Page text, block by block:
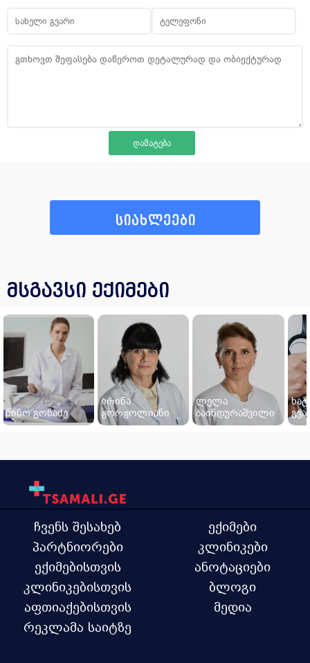
სიახლეები
მსგავსი ექიმები
ნინო გონაძე
ირინა
ჟორჟოლიანი
ლელა
ბაინდურაშვილი
ჩვენს შესახებ
პარტნიორები
ექიმებისთვის
კლინიკებისთვის
აფთიაქებისთვის
რეკლამა საიტზე
ექიმები
კლინიკები
ანოტაციები
ბლოგი
მედია